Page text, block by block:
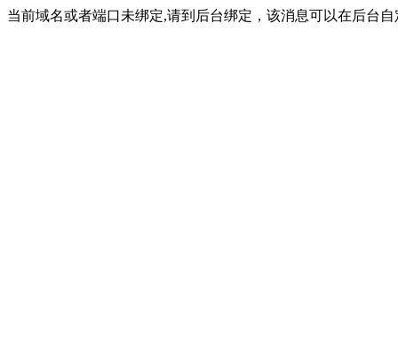
当前域名或者端口未绑定,请到后台绑定，该消息可以在后台自